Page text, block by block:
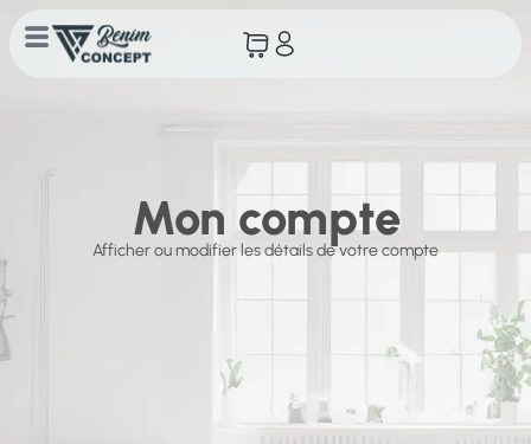
Mon compte
Mon compte
Afficher ou modifier les détails de votre compte